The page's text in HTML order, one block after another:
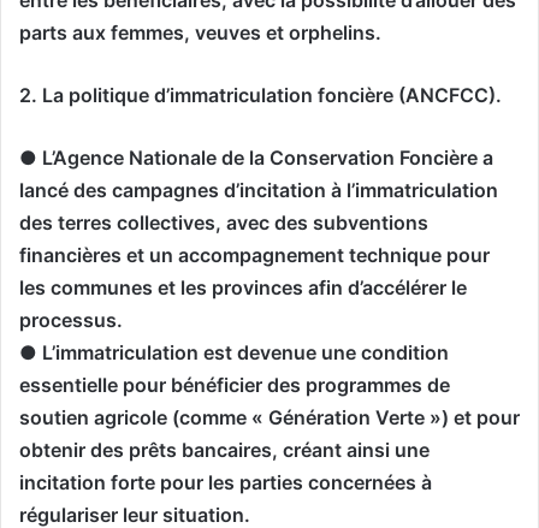
parts aux femmes, veuves et orphelins.
2. La politique d’immatriculation foncière (ANCFCC).
● L’Agence Nationale de la Conservation Foncière a
lancé des campagnes d’incitation à l’immatriculation
des terres collectives, avec des subventions
financières et un accompagnement technique pour
les communes et les provinces afin d’accélérer le
processus.
● L’immatriculation est devenue une condition
essentielle pour bénéficier des programmes de
soutien agricole (comme « Génération Verte ») et pour
obtenir des prêts bancaires, créant ainsi une
incitation forte pour les parties concernées à
régulariser leur situation.